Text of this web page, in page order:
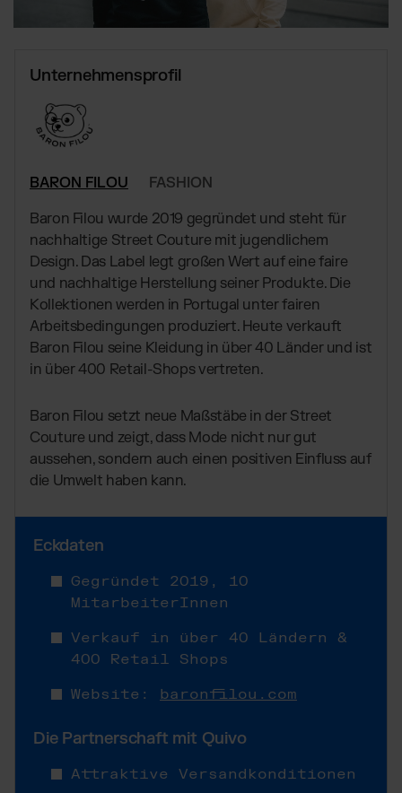
BRANCHENLÖSUNGEN:
Supplements
Elektronikprodukte
Parfums & Düfte
UNSERE INTEGRATIONEN:
Shopify Fulfillment
Amazon Fulfillment - FBM
TikTok Fulfillment
WooCommerce Fulfillment
Billbee Fulfillment
Kaufland Fulfillment
Wix Fulfillment
Magento Fulfillment (Adobe Commerce)
Siehe alle Integrationen
Globales Fulfillment Netzwerk
Unsere Standard-Preisliste als Download
Ressourcen
Beiträge, Case Studies, News
Presse
FAQ
Alle Antworten zu unseren Services
Unternehmensprofil
BARON FILOU
FASHION
Baron Filou wurde 2019 gegründet und steht für
nachhaltige Street Couture mit jugendlichem
Design. Das Label legt großen Wert auf eine faire
und nachhaltige Herstellung seiner Produkte. Die
Kollektionen werden in Portugal unter fairen
Arbeitsbedingungen produziert. Heute verkauft
Baron Filou seine Kleidung in über 40 Länder und ist
in über 400 Retail-Shops vertreten.
Baron Filou setzt neue Maßstäbe in der Street
Couture und zeigt, dass Mode nicht nur gut
aussehen, sondern auch einen positiven Einfluss auf
die Umwelt haben kann.
Eckdaten
Gegründet 2019, 10
MitarbeiterInnen
Verkauf in über 40 Ländern &
400 Retail Shops
Website: baronfilou.com
Die Partnerschaft mit Quivo
Attraktive Versandkonditionen